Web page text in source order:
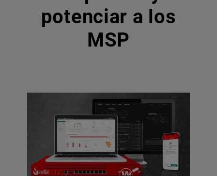
potenciar a los
MSP